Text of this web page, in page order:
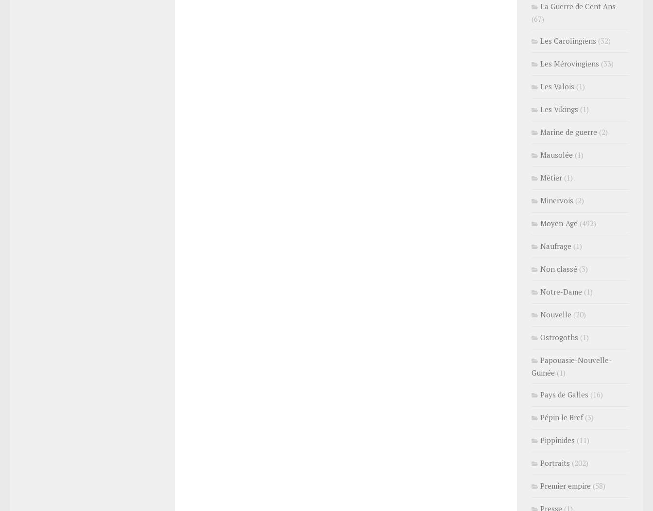
La Guerre de Cent Ans
(67)
Les Carolingiens (32)
Les Mérovingiens (33)
Les Valois (1)
Les Vikings (1)
Marine de guerre (2)
Mausolée (1)
Métier (1)
Minervois (2)
Moyen-Age (492)
Naufrage (1)
Non classé (3)
Notre-Dame (1)
Nouvelle (20)
Ostrogoths (1)
Papouasie-Nouvelle-
Guinée (1)
Pays de Galles (16)
Pépin le Bref(3)
Pippinides (11)
Portraits (202)
Premier empire (58)
Presse (1)